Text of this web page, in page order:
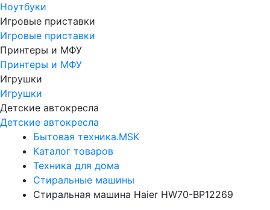
Ноутбуки
Игровые приставки
Игровые приставки
Принтеры и МФУ
Принтеры и МФУ
Игрушки
Игрушки
Детские автокресла
Детские автокресла
Бытовая техника.MSK
Каталог товаров
Техника для дома
Стиральные машины
Стиральная машина Haier HW70-BP12269